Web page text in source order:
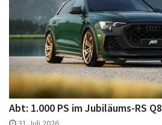
Abt: 1.000 PS im Jubiläums-RS Q8